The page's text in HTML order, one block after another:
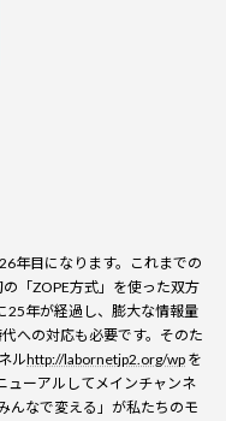
年目になります。これまでの
「ZOPE方式」を使った双方
25年が経過し、膨大な情報量
への対応も必要です。そのた
ルhttp://labornetjp2.org/wp を
ューアルしてメインチャンネ
んなで変える」が私たちのモ